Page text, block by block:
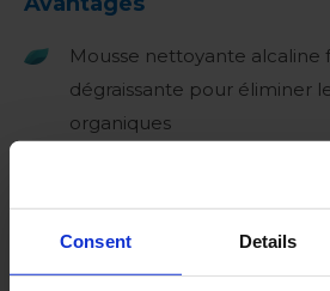
Consent Details
Mousse nettoyante
dégraissante pour éliminer
organiques
Propriétés d'adhérence
Nettoyage des zones